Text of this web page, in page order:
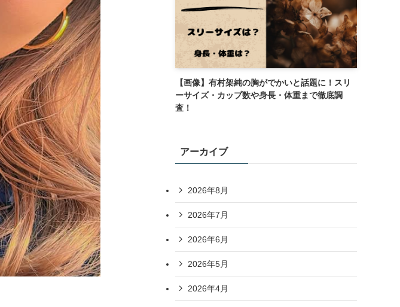
【画像】有村架純の胸がでかいと話題に！スリ
ーサイズ・カップ数や身長・体重まで徹底調
査！
アーカイブ
2026年8月
2026年7月
2026年6月
2026年5月
2026年4月